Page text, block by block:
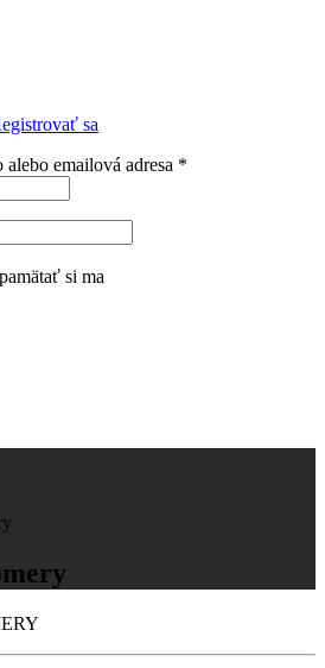
sa
emailová adresa *
si ma